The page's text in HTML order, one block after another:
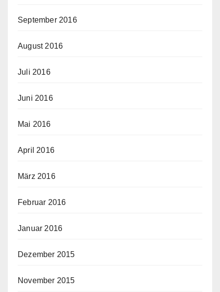
September 2016
August 2016
Juli 2016
Juni 2016
Mai 2016
April 2016
März 2016
Februar 2016
Januar 2016
Dezember 2015
November 2015